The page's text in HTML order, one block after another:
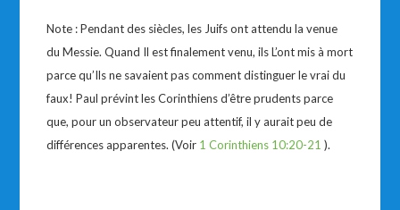
Note : Pendant des siècles, les Juifs ont attendu la venue
du Messie. Quand Il est finalement venu, ils L’ont mis à mort
parce qu’Ils ne savaient pas comment distinguer le vrai du
faux! Paul prévint les Corinthiens d’être prudents parce
que, pour un observateur peu attentif, il y aurait peu de
différences apparentes. (Voir 1 Corinthiens 10:20-21 ).